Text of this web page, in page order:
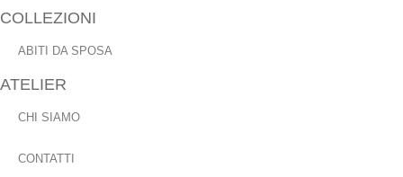
COLLEZIONI
ABITI DA SPOSA
ATELIER
CHI SIAMO
CONTATTI